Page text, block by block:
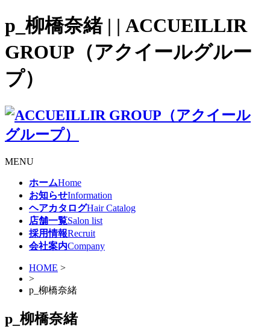
p_柳橋奈緒 | | ACCUEILLIR
GROUP（アクイールグルー
プ）
MENU
ホームHome
お知らせInformation
ヘアカタログHair Catalog
店舗一覧Salon list
採用情報Recruit
会社案内Company
HOME >
>
p_柳橋奈緒
p_柳橋奈緒